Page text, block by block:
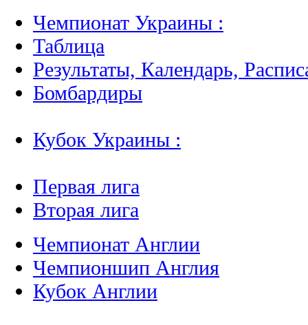
Чемпионат Украины :
Таблица
Результаты, Календарь,
Бомбардиры
Кубок Украины :
Первая лига
Вторая лига
Чемпионат Англии
Чемпионшип Англия
Кубок Англии